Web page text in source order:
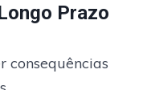
Prazo
consequências